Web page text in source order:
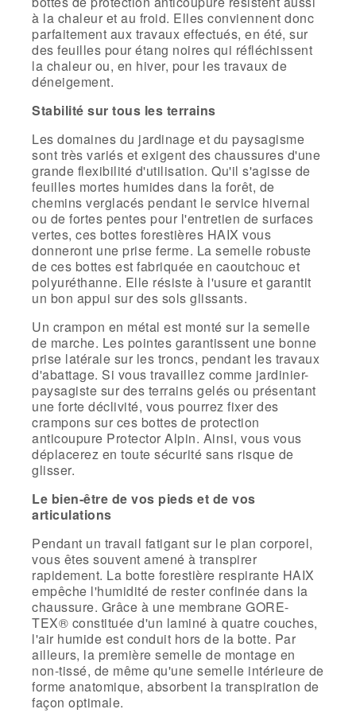
à la chaleur et au froid. Elles conviennent donc
parfaitement aux travaux effectués, en été, sur
des feuilles pour étang noires qui réfléchissent
la chaleur ou, en hiver, pour les travaux de
déneigement.
Stabilité sur tous les terrains
Les domaines du jardinage et du paysagisme
sont très variés et exigent des chaussures d'une
grande flexibilité d'utilisation. Qu'il s'agisse de
feuilles mortes humides dans la forêt, de
chemins verglacés pendant le service hivernal
ou de fortes pentes pour l'entretien de surfaces
vertes, ces bottes forestières HAIX vous
donneront une prise ferme. La semelle robuste
de ces bottes est fabriquée en caoutchouc et
polyuréthanne. Elle résiste à l'usure et garantit
un bon appui sur des sols glissants.
Un crampon en métal est monté sur la semelle
de marche. Les pointes garantissent une bonne
prise latérale sur les troncs, pendant les travaux
d'abattage. Si vous travaillez comme jardinier-
paysagiste sur des terrains gelés ou présentant
une forte déclivité, vous pourrez fixer des
crampons sur ces bottes de protection
anticoupure Protector Alpin. Ainsi, vous vous
déplacerez en toute sécurité sans risque de
glisser.
Le bien-être de vos pieds et de vos
articulations
Pendant un travail fatigant sur le plan corporel,
vous êtes souvent amené à transpirer
rapidement. La botte forestière respirante HAIX
empêche l'humidité de rester confinée dans la
chaussure. Grâce à une membrane GORE-
TEX® constituée d'un laminé à quatre couches,
l'air humide est conduit hors de la botte. Par
ailleurs, la première semelle de montage en
non-tissé, de même qu'une semelle intérieure de
forme anatomique, absorbent la transpiration de
façon optimale.